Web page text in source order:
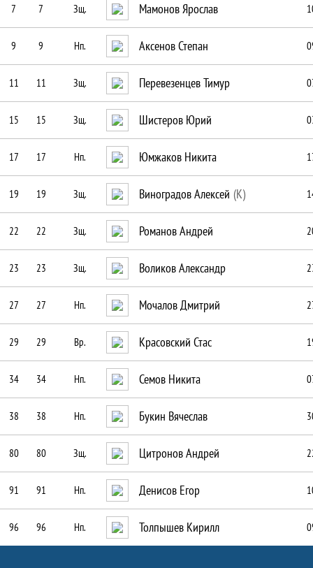
7 7 Зщ. Мамонов Ярослав
9 9 Нп. Аксенов Степан
11 11 Зщ. Перевезенцев Тимур
15 15 Зщ. Шистеров Юрий
17 17 Нп. Юмжаков Никита
19 19 Зщ. Виноградов Алексей (К)
22 22 Зщ. Романов Андрей
23 23 Зщ. Воликов Александр
27 27 Нп. Мочалов Дмитрий
29 29 Вр. Красовский Стас
34 34 Нп. Семов Никита
38 38 Нп. Букин Вячеслав
80 80 Зщ. Цитронов Андрей
91 91 Нп. Денисов Егор
96 96 Нп. Толпышев Кирилл